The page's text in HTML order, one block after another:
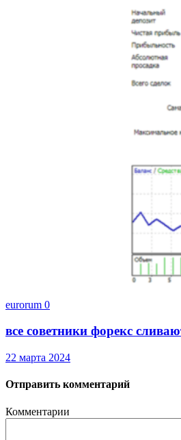
eurorum 0
все советники форекс
22 марта 2024
Отправить комментарий
Комментарии